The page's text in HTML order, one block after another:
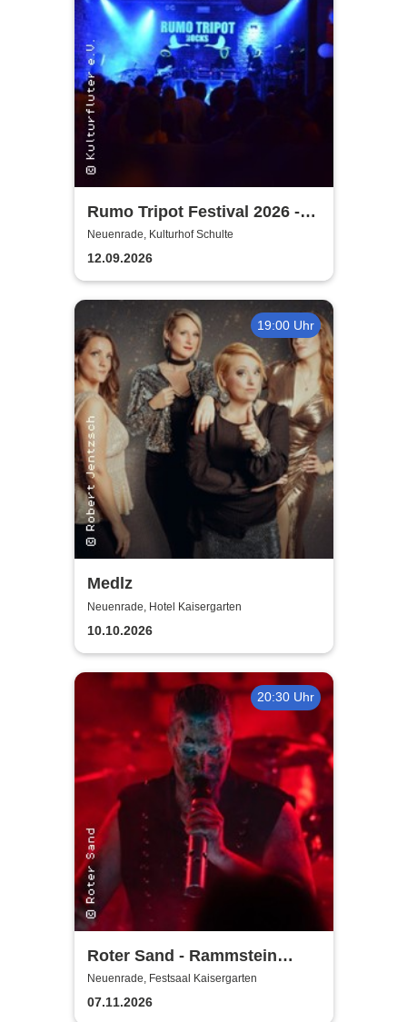
Rumo Tripot Festival 2026 -
Dein Festival im Sauerland
Neuenrade, Kulturhof Schulte
12.09.2026
19:00 Uhr
Medlz
Neuenrade, Hotel Kaisergarten
10.10.2026
20:30 Uhr
Roter Sand - Rammstein
Tribute - präsentiert vom
Kaisergarten Neuenrade
Neuenrade, Festsaal Kaisergarten
07.11.2026